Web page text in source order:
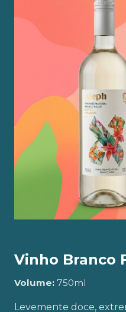
Vinho Branco
Volume: 750ml
Levemente doce,